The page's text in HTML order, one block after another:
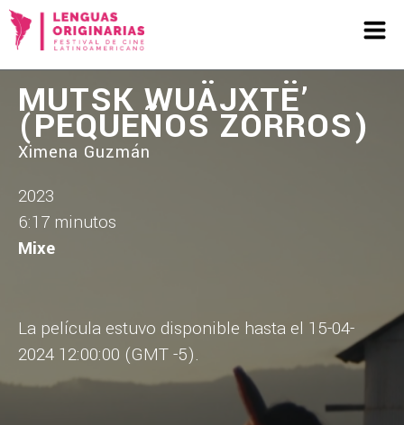
MUTSK WUÄJXTË’
(PEQUEÑOS ZORROS)
Ximena Guzmán
2023
6:17 minutos
Mixe
La película estuvo disponible hasta el 15-04-
2024 12:00:00 (GMT -5).